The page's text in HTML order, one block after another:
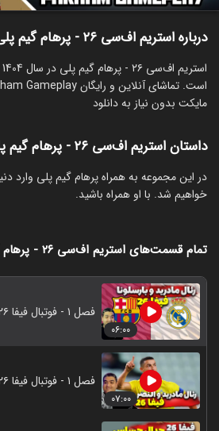
درباره استریم اف‌سی ۲۶ - پرهام گیم پلی
مایکت بدون نیاز به دانلود
داستان استریم اف‌سی ۲۶ - پرهام گیم پلی
خواهیم شد. با او همراه باشید.
تمام قسمت‌های استریم اف‌سی ۲۶ - پرهام گیم پلی
۰۶:۰۰
فصل ۱ - فوتبال فیفا ۲۶ رئال مادرید و بارسلونا
۰۷:۰۰
فصل ۱ - فوتبال فیفا ۲۶ رئال مادرید و النصر